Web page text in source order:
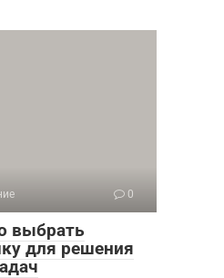
0
выбрать
для решения